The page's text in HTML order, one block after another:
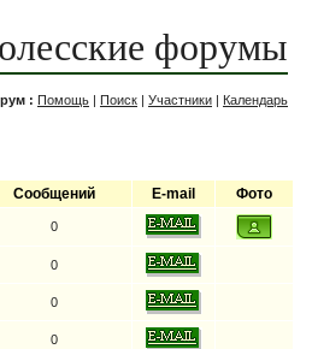
форумы
: Помощь | Поиск | Участники | Календарь
Сообщений E-mail Фото
0
0
0
0